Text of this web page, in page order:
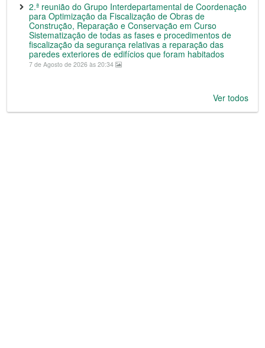
2.ª reunião do Grupo Interdepartamental de Coordenação
para Optimização da Fiscalização de Obras de
Construção, Reparação e Conservação em Curso
Sistematização de todas as fases e procedimentos de
fiscalização da segurança relativas a reparação das
paredes exteriores de edifícios que foram habitados
7 de Agosto de 2026 às 20:34
Ver todos